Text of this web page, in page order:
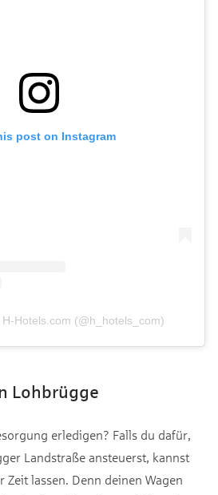
post on Instagram
Hotels.com (@h_hotels_com)
Lohbrügge
erledigen? Falls du dafür,
Landstraße ansteuerst, kannst
lassen. Denn deinen Wagen